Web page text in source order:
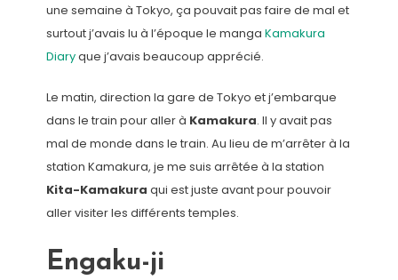
une semaine à Tokyo, ça pouvait pas faire de mal et
surtout j’avais lu à l’époque le manga Kamakura
Diaryque j’avais beaucoup apprécié.
Le matin, direction la gare de Tokyo et j’embarque
dans le train pour aller à Kamakura. Il y avait pas
mal de monde dans le train. Au lieu de m’arrêter à la
station Kamakura, je me suis arrêtée à la station
Kita-Kamakura qui est juste avant pour pouvoir
aller visiter les différents temples.
Engaku-ji